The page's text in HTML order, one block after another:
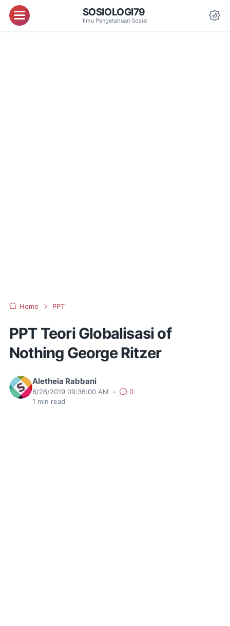
Menu SOSIOLOGI79
Ilmu Pengetahuan Sosial
Home PPT
PPT Teori Globalisasi of
Nothing George Ritzer
Aletheia Rabbani
6/28/2019 09:36:00 AM •
0
1 min read